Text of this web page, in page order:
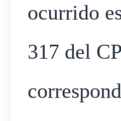
ocurrido
317 del